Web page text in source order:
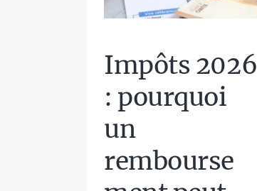
Impôts 2026
: pourquoi
un
rembourse